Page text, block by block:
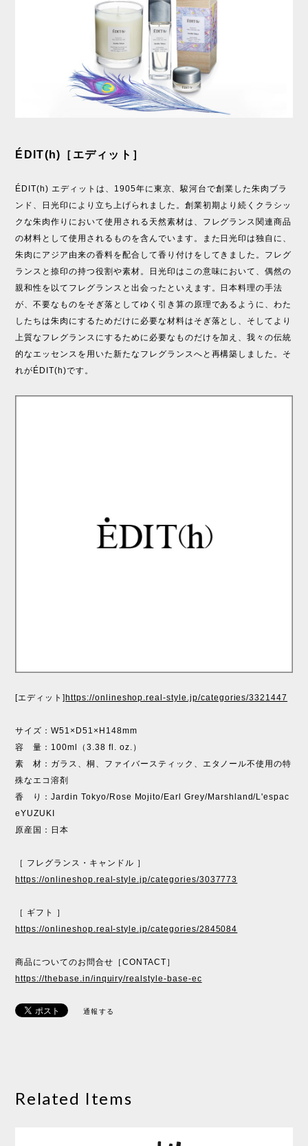
ÉDIT(h)［エディット］
ÉDIT(h) エディットは、1905年に東京、駿河台で創業した朱肉ブラ
ンド、日光印により立ち上げられました。創業初期より続くクラシッ
クな朱肉作りにおいて使用される天然素材は、フレグランス関連商品
の材料として使用されるものを含んでいます。また日光印は独自に、
朱肉にアジア由来の香料を配合して香り付けをしてきました。フレグ
ランスと捺印の持つ役割や素材。日光印はこの意味において、偶然の
親和性を以てフレグランスと出会ったといえます。日本料理の手法
が、不要なものをそぎ落としてゆく引き算の原理であるように、わた
したちは朱肉にするためだけに必要な材料はそぎ落とし、そしてより
上質なフレグランスにするために必要なものだけを加え、我々の伝統
的なエッセンスを用いた新たなフレグランスへと再構築しました。そ
れがÉDIT(h)です。
[エディット] https://onlineshop.real-style.jp/categories/3321447
サイズ：W51×D51×H148mm
容 量：100ml（3.38 fl. oz.）
素 材：ガラス、桐、ファイバースティック、エタノール不使用の特
殊なエコ溶剤
香 り：Jardin Tokyo/Rose Mojito/Earl Grey/Marshland/L'espac
eYUZUKI
原産国：日本
［ フレグランス・キャンドル ］
https://onlineshop.real-style.jp/categories/3037773
［ ギフト ］
https://onlineshop.real-style.jp/categories/2845084
商品についてのお問合せ［CONTACT］
https://thebase.in/inquiry/realstyle-base-ec
通報する
Related Items